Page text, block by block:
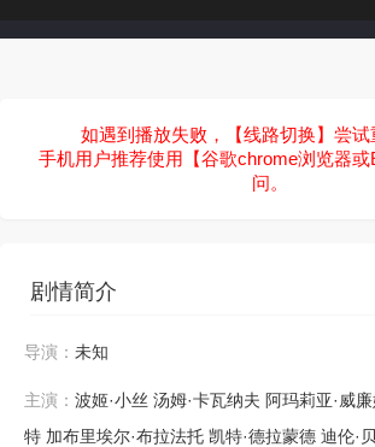
如遇到播放失败，【线路切换】尝试
手机用户推荐使用【谷歌chrome浏览器
问。
剧情简介
导演： 未知
主演： 波姬·小丝 汤姆·卡瓦纳夫 阿玛莉亚·威
特 加布里埃尔·布拉法托 凯特·德拉蒙德 迪伦·